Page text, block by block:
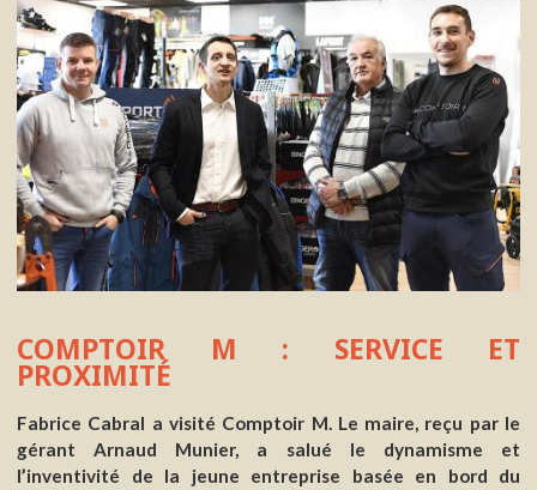
COMPTOIR M : SERVICE ET
PROXIMITÉ
Fabrice Cabral a visité Comptoir M. Le maire, reçu par le
gérant Arnaud Munier, a salué le dynamisme et
l’inventivité de la jeune entreprise basée en bord du